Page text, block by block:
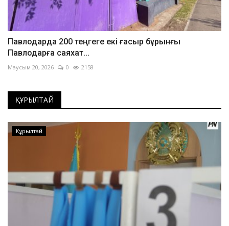
Павлодарда 200 теңгеге екі ғасыр бұрынғы
Павлодарға саяхат...
Маусым 20, 2026 0 2158
ҚҰРЫЛТАЙ
Құрылтай